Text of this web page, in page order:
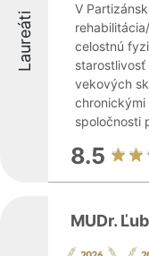
Laureáti
V
celostnú
vekových
chronickými
spoločnosti
8.5
MUDr.